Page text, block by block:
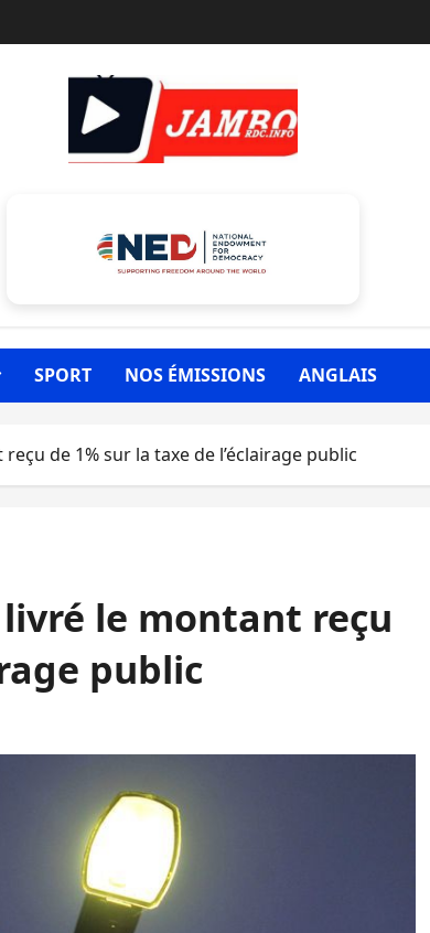
SPORT NOS ÉMISSIONS ANGLAIS
de 1% sur la taxe de l’éclairage public
le montant reçu
public